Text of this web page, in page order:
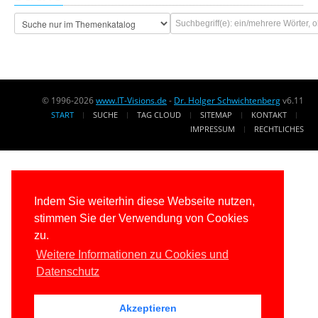
Indem Sie weiterhin diese Webseite nutzen,
stimmen Sie der Verwendung von Cookies
zu.
Weitere Informationen zu Cookies und
Datenschutz
Akzeptieren
© 1996-2026www.IT-Visions.de - Dr. Holger Schwichtenbergv6.11
START SUCHE TAG CLOUD SITEMAP
KONTAKT
IMPRESSUM
RECHTLICHES